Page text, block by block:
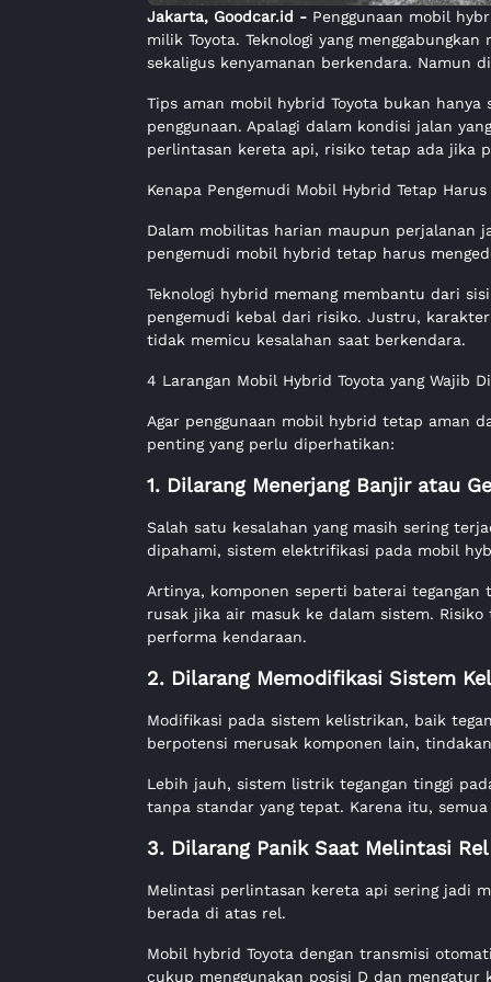
Jakarta, Goodcar.id - Penggunaan mobil
milik Toyota. Teknologi yang
sekaligus kenyamanan berkendara. Namun
Tips aman mobil hybrid Toyota bukan
penggunaan. Apalagi dalam kondisi jalan
perlintasan kereta api, risiko tetap ada jika
Kenapa Pengemudi Mobil Hybrid Tetap
Dalam mobilitas harian maupun perjalanan
pengemudi mobil hybrid tetap harus
Teknologi hybrid memang membantu dari
pengemudi kebal dari risiko. Justru,
tidak memicu kesalahan saat berkendara.
4 Larangan Mobil Hybrid Toyota yang Wajib
Agar penggunaan mobil hybrid tetap aman
penting yang perlu diperhatikan:
1. Dilarang Menerjang Banjir atau
Salah satu kesalahan yang masih sering
dipahami, sistem elektrifikasi pada mobil
Artinya, komponen seperti baterai
rusak jika air masuk ke dalam sistem.
performa kendaraan.
2. Dilarang Memodifikasi Sistem
Modifikasi pada sistem kelistrikan, baik
berpotensi merusak komponen lain,
Lebih jauh, sistem listrik tegangan tinggi
tanpa standar yang tepat. Karena itu,
3. Dilarang Panik Saat Melintasi
Melintasi perlintasan kereta api sering jadi
berada di atas rel.
Mobil hybrid Toyota dengan transmisi
cukup menggunakan posisi D dan